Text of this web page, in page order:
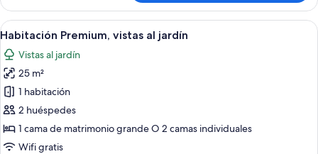
Premium
doble
de
uso
individual
Abrir
todas
las
fotos
de
Habitación
Premium,
vistas
Habitación de hotel moderna con
5
Habitación Premium, vistas al jardín
Vistas al jardín
25 m²
1 habitación
2 huéspedes
1 cama de matrimonio grande O 2 camas individuales
Wifi gratis